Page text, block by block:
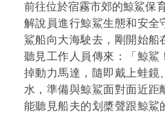
前往位於宿霧市郊的鯨鯊保
解說員進行鯨鯊生態和安全
鯊船向大海駛去，剛開始船
聽見工作人員傳來：「鯨鯊
掉動力馬達，隨即戴上蛙鏡
水，準備與鯨鯊面對面近距
能聽見船夫的划槳聲跟鯨鯊